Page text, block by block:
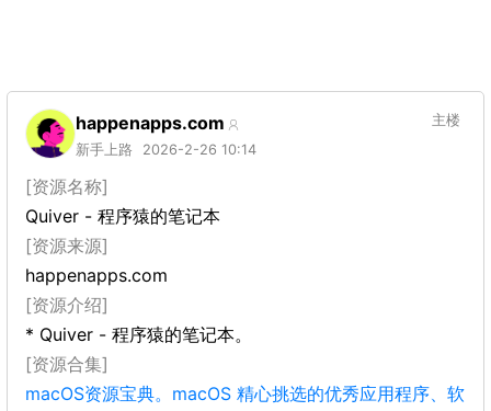
happenapps.com
新手上路 2026-2-26 10:14
主楼
[资源名称]
Quiver - 程序猿的笔记本
[资源来源]
happenapps.com
[资源介绍]
* Quiver - 程序猿的笔记本。
[资源合集]
macOS资源宝典。macOS 精心挑选的优秀应用程序、软